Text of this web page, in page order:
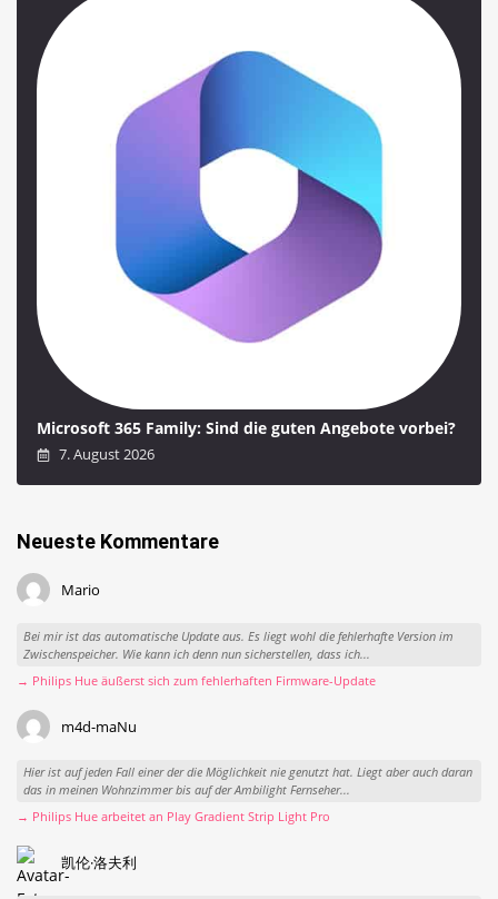
Microsoft 365 Family: Sind die guten Angebote vorbei?
7. August 2026
Neueste Kommentare
Mario
Bei mir ist das automatische Update aus. Es liegt wohl die fehlerhafte Version im
Zwischenspeicher. Wie kann ich denn nun sicherstellen, dass ich...
→ Philips Hue äußerst sich zum fehlerhaften Firmware-Update
m4d-maNu
Hier ist auf jeden Fall einer der die Möglichkeit nie genutzt hat. Liegt aber auch daran
das in meinen Wohnzimmer bis auf der Ambilight Fernseher...
→ Philips Hue arbeitet an Play Gradient Strip Light Pro
凯伦·洛夫利